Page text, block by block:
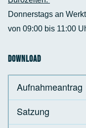
Donnerstags an
von 09:00 bis 11:00
Download
Aufnahmeantrag
Satzung